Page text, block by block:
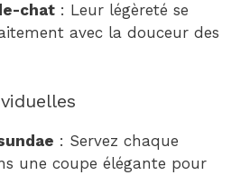
chat : Leur légèreté se
avec la douceur des
: Servez chaque
une coupe élégante pour